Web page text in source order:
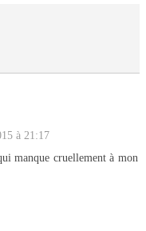
à 21:17
manque cruellement à mon